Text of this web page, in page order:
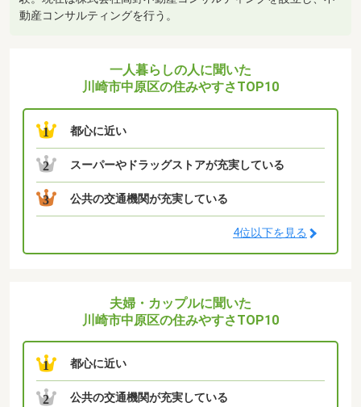
動産コンサルティングを行う。
一人暮らしの人に聞いた
川崎市中原区の住みやすさTOP10
1 都心に近い
2 スーパーやドラッグストアが充実している
3 公共の交通機関が充実している
4位以下を見る
夫婦・カップルに聞いた
川崎市中原区の住みやすさTOP10
1 都心に近い
2 公共の交通機関が充実している